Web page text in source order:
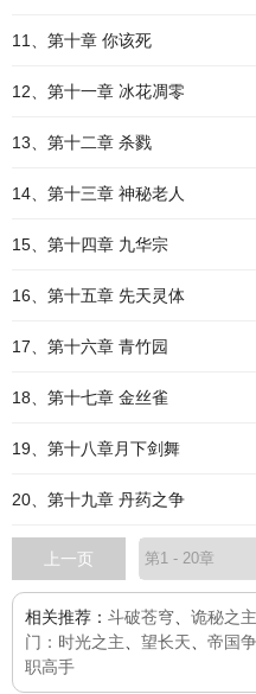
11、第十章 你该死
12、第十一章 冰花凋零
13、第十二章 杀戮
14、第十三章 神秘老人
15、第十四章 九华宗
16、第十五章 先天灵体
17、第十六章 青竹园
18、第十七章 金丝雀
19、第十八章月下剑舞
20、第十九章 丹药之争
上一页
相关推荐： 斗破苍穹 诡秘之主
门：时光之主
望长天 帝国
职高手